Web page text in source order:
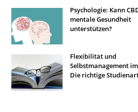
Psychologie: Kann
mentale Gesundheit
unterstützen?
Flexibilität und
Selbstmanagement
Die richtige